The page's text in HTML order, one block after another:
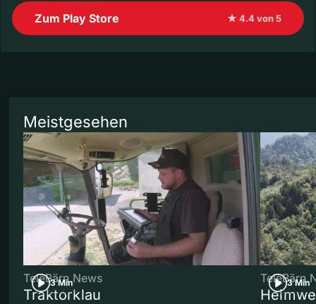
Zum Play Store ★ 4.4 von 5
Meistgesehen
3 Min
TeleBärn News
Traktorklau
3 Min
TeleBärn